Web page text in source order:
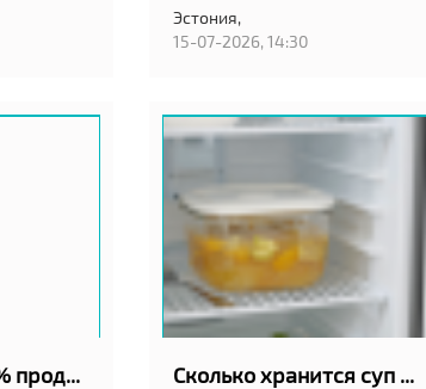
Эстония,
15-07-2026, 14:30
"ШОК: Более 70% продавцов в Эстонии считают объявления на city24.ee и kv.ee — слишком дорогими!" Сколько хранится суп в холодильнике и когда его уже нельзя есть